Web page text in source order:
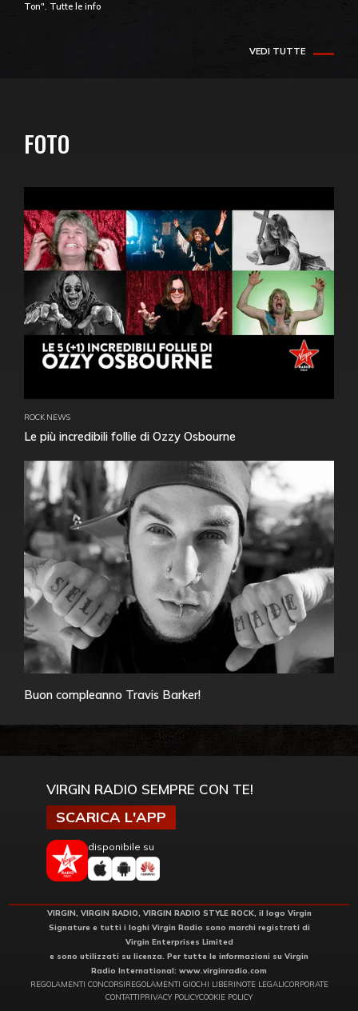
Ton". Tutte le info
VEDI TUTTE
FOTO
ROCK NEWS
Le più incredibili follie di Ozzy Osbourne
Buon compleanno Travis Barker!
VIRGIN RADIO SEMPRE CON TE!
SCARICA L'APP
disponibile su
VIRGIN, VIRGIN RADIO, VIRGIN RADIO STYLE ROCK, il logo Virgin
Signature e tutti i loghi Virgin Radio sono marchi registrati di
Virgin Enterprises Limited
e sono utilizzati su licenza. Per tutte le informazioni su Virgin
Radio International: www.virginradio.com
REGOLAMENTI CONCORSIREGOLAMENTI GIOCHI LIBERINOTE LEGALICORPORATE
CONTATTIPRIVACY POLICYCOOKIE POLICY